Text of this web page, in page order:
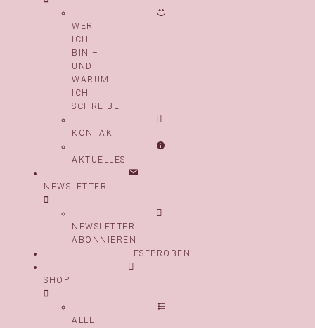
WER
ICH
BIN –
UND
WARUM
ICH
SCHREIBE
KONTAKT
AKTUELLES
NEWSLETTER
NEWSLETTER
ABONNIEREN
LESEPROBEN
SHOP
ALLE